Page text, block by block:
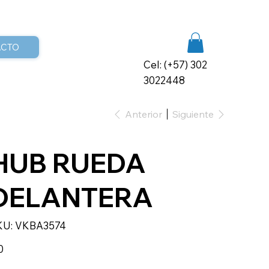
Cel: (+57) 302
3022448
Anterior Siguiente
RUEDA
SKU
VKBA3574
VKBA3574